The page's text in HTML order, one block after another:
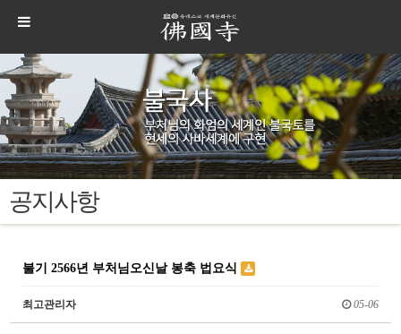
공지사항
불기 2566년 부처님오신날 봉축 법요식
최고관리자 05-06